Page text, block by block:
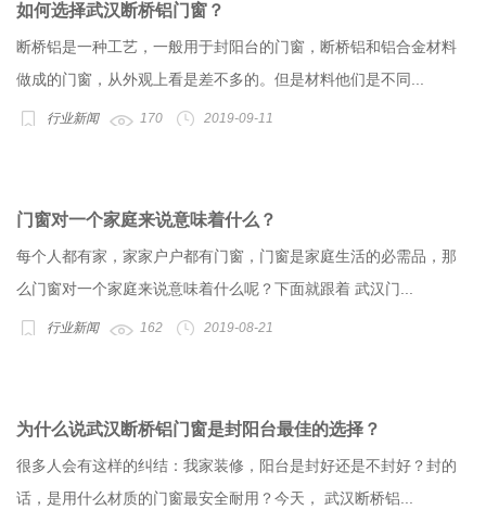
如何选择武汉断桥铝门窗？
断桥铝是一种工艺，一般用于封阳台的门窗，断桥铝和铝合金材料
做成的门窗，从外观上看是差不多的。但是材料他们是不同...
行业新闻 170 2019-09-11
门窗对一个家庭来说意味着什么？
每个人都有家，家家户户都有门窗，门窗是家庭生活的必需品，那
么门窗对一个家庭来说意味着什么呢？下面就跟着 武汉门...
行业新闻 162 2019-08-21
为什么说武汉断桥铝门窗是封阳台最佳的选择？
很多人会有这样的纠结：我家装修，阳台是封好还是不封好？封的
话，是用什么材质的门窗最安全耐用？今天， 武汉断桥铝...